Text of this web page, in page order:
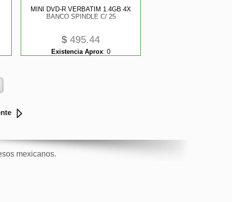
MINI DVD-R VERBATIM 1.4GB 4X
BANCO SPINDLE C/ 25
$ 495.44
Existencia Aprox: 0
mexicanos.